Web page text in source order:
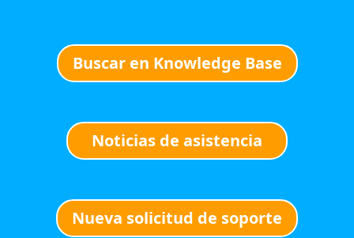
Buscar en Knowledge Base
Noticias de asistencia
Nueva solicitud de soporte